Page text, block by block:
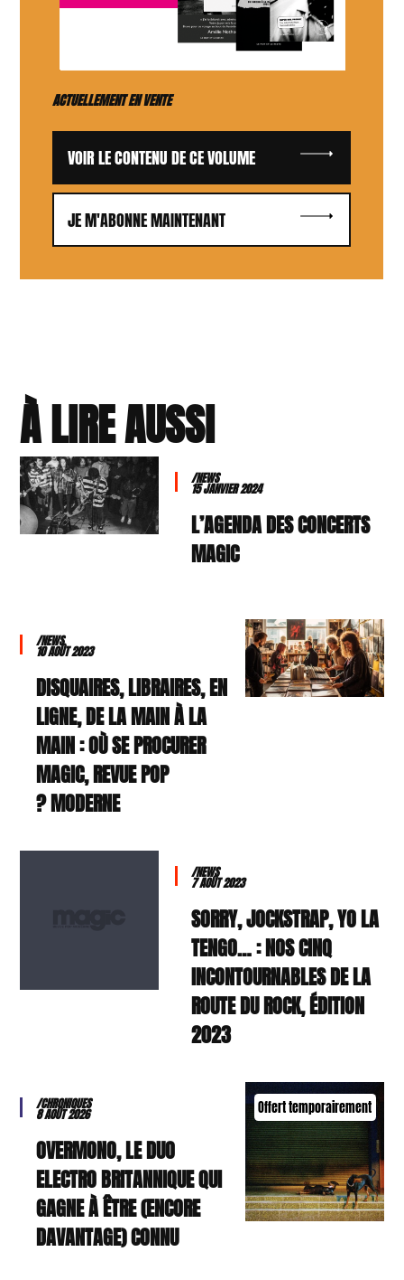
ACTUELLEMENT EN VENTE
VOIR LE CONTENU DE CE VOLUME
JE M'ABONNE MAINTENANT
À LIRE AUSSI
/NEWS
15 JANVIER 2024
L’AGENDA DES CONCERTS
MAGIC
/NEWS
10 AOÛT 2023
DISQUAIRES, LIBRAIRES, EN
LIGNE, DE LA MAIN À LA
MAIN : OÙ SE PROCURER
MAGIC, REVUE POP
MODERNE ?
/NEWS
7 AOÛT 2023
SORRY, JOCKSTRAP, YO LA
TENGO… : NOS CINQ
INCONTOURNABLES DE LA
ROUTE DU ROCK, ÉDITION
2023
Offert temporairement
/CHRONIQUES
8 AOÛT 2026
OVERMONO, LE DUO
ELECTRO BRITANNIQUE QUI
GAGNE À ÊTRE (ENCORE
DAVANTAGE) CONNU